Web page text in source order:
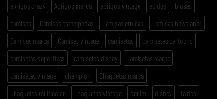
abrigos crazy Abrigos marca abrigos vintage adidas
blusas
camisas
Camisas estampadas Camisas etnicas
Camisas hawaianas
Camisas marca
Camisas vintage camisetas
camisetas cartoons
camisetas deportivas
camisetas disney
Camisetas marca
camisetas vintage
champion
Chaquetas marca
Chaquetas multicolor
Chaquetas vintage denim disney
faldas